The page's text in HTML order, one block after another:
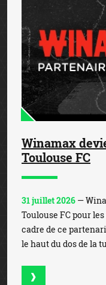
Winamax
Toulouse FC
31 juillet 2026 —
Toulouse FC pour
cadre de ce
le haut du dos de la